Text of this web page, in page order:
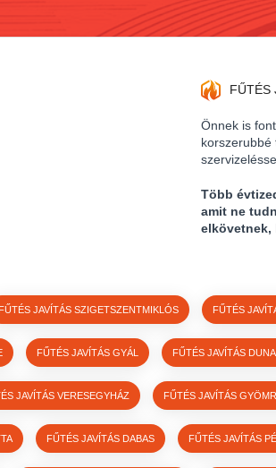
FŰTÉS
Önnek is
korszerubbé
Több
amit ne
elkövetnek,
FŰTÉS JAVÍTÁS SZIGETSZENTMIKLÓS FŰTÉS
FŰTÉS JAVÍTÁS GYÁL FŰTÉS JAVÍTÁS
JAVÍTÁS VERESEGYHÁZ FŰTÉS JAVÍTÁS
FŰTÉS JAVÍTÁS DABAS FŰTÉS JAVÍTÁS